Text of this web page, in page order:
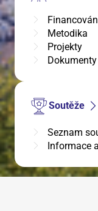
Metodika
Projekty
Dokumenty
Soutěže
Seznam
Informace